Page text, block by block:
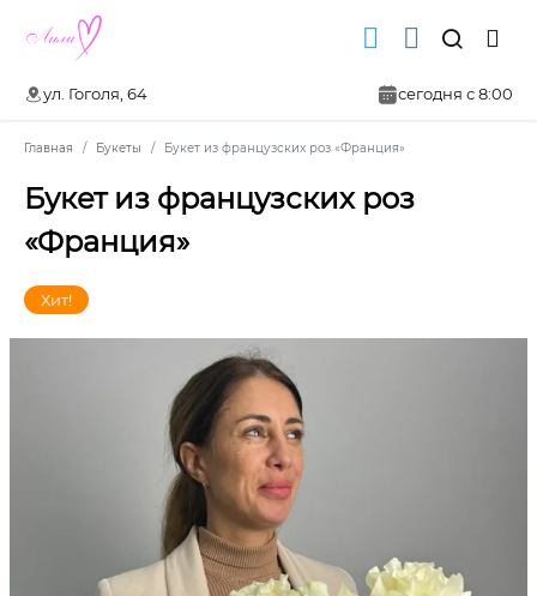
ул. Гоголя, 64 сегодня с 8:00
Главная Букеты Букет из французских роз «Франция»
Букет из французских роз
«Франция»
Хит!